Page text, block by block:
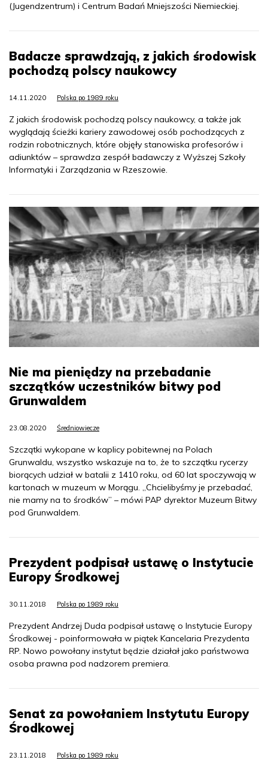
(Jugendzentrum) i Centrum Badań Mniejszości Niemieckiej.
Badacze sprawdzają, z jakich środowisk
pochodzą polscy naukowcy
14.11.2020 Polska po 1989 roku
Z jakich środowisk pochodzą polscy naukowcy, a także jak
wyglądają ścieżki kariery zawodowej osób pochodzących z
rodzin robotnicznych, które objęły stanowiska profesorów i
adiunktów – sprawdza zespół badawczy z Wyższej Szkoły
Informatyki i Zarządzania w Rzeszowie.
Nie ma pieniędzy na przebadanie
szczątków uczestników bitwy pod
Grunwaldem
23.08.2020 Średniowiecze
Szczątki wykopane w kaplicy pobitewnej na Polach
Grunwaldu, wszystko wskazuje na to, że to szczątku rycerzy
biorących udział w batalii z 1410 roku, od 60 lat spoczywają w
kartonach w muzeum w Morągu. „Chcielibyśmy je przebadać,
nie mamy na to środków” – mówi PAP dyrektor Muzeum Bitwy
pod Grunwaldem.
Prezydent podpisał ustawę o Instytucie
Europy Środkowej
30.11.2018 Polska po 1989 roku
Prezydent Andrzej Duda podpisał ustawę o Instytucie Europy
Środkowej - poinformowała w piątek Kancelaria Prezydenta
RP. Nowo powołany instytut będzie działał jako państwowa
osoba prawna pod nadzorem premiera.
Senat za powołaniem Instytutu Europy
Środkowej
23.11.2018 Polska po 1989 roku